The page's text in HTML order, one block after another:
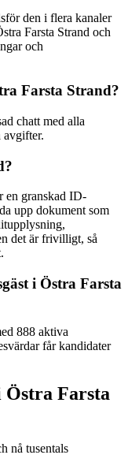
den i flera kanaler
Farsta Strand och
och
Farsta Strand?
chatt med alla
avgifter.
en granskad ID-
upp dokument som
det är frivilligt, så
i Östra Farsta
888 aktiva
får kandidater
Östra Farsta
nå tusentals